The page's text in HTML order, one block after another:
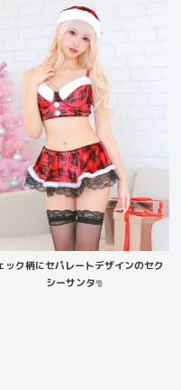
ック柄にセパレートデザインのセク
シーサンタ🎅